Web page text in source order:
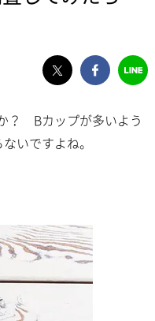
？ Bカップが多いよう
いですよね。